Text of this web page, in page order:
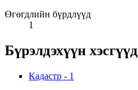
Өгөгдлийн бүрдлүүд
1
Бүрэлдэхүүн хэсгүүд
Кадастр - 1